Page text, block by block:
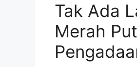
Tak Ada
Merah